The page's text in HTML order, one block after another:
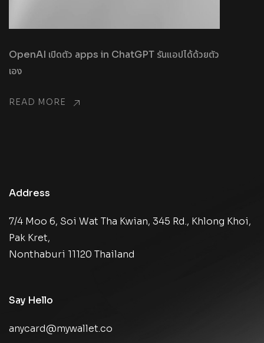
OpenAI เปิดตัว apps in ChatGPT รันแอปได้ด้วยตัว
เอง
READ MORE
Address
7/4 Moo 6, Soi Wat Tha Kwian, 345 Rd., Khlong Khoi,
Pak Kret,
Nonthaburi 11120 Thailand
Say Hello
anycard@mywallet.co